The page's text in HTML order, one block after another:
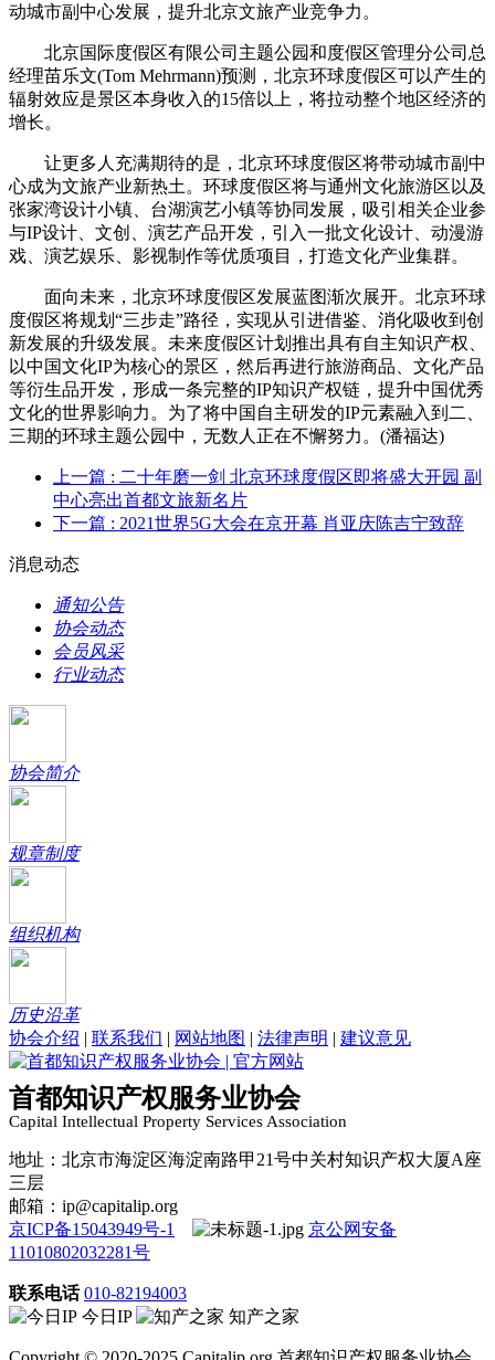
动城市副中心发展，提升北京文旅产业竞争力。
北京国际度假区有限公司主题公园和度假区管理分公司总
经理苗乐文(Tom Mehrmann)预测，北京环球度假区可以产生的
辐射效应是景区本身收入的15倍以上，将拉动整个地区经济的
增长。
让更多人充满期待的是，北京环球度假区将带动城市副中
心成为文旅产业新热土。环球度假区将与通州文化旅游区以及
张家湾设计小镇、台湖演艺小镇等协同发展，吸引相关企业参
与IP设计、文创、演艺产品开发，引入一批文化设计、动漫游
戏、演艺娱乐、影视制作等优质项目，打造文化产业集群。
面向未来，北京环球度假区发展蓝图渐次展开。北京环球
度假区将规划“三步走”路径，实现从引进借鉴、消化吸收到创
新发展的升级发展。未来度假区计划推出具有自主知识产权、
以中国文化IP为核心的景区，然后再进行旅游商品、文化产品
等衍生品开发，形成一条完整的IP知识产权链，提升中国优秀
文化的世界影响力。为了将中国自主研发的IP元素融入到二、
三期的环球主题公园中，无数人正在不懈努力。(潘福达)
上一篇 : 二十年磨一剑 北京环球度假区即将盛大开园 副
中心亮出首都文旅新名片
下一篇 : 2021世界5G大会在京开幕 肖亚庆陈吉宁致辞
消息动态
通知公告
协会动态
会员风采
行业动态
协会简介
规章制度
组织机构
历史沿革
协会介绍
联系我们 网站地图 法律声明 建议意见
首都知识产权服务业协会
Capital Intellectual Property Services Association
地址：北京市海淀区海淀南路甲21号中关村知识产权大厦A座
三层
邮箱：ip@capitalip.org
京ICP备15043949号-1
京公网安备
11010802032281号
联系电话 010-82194003
今日IP
知产之家